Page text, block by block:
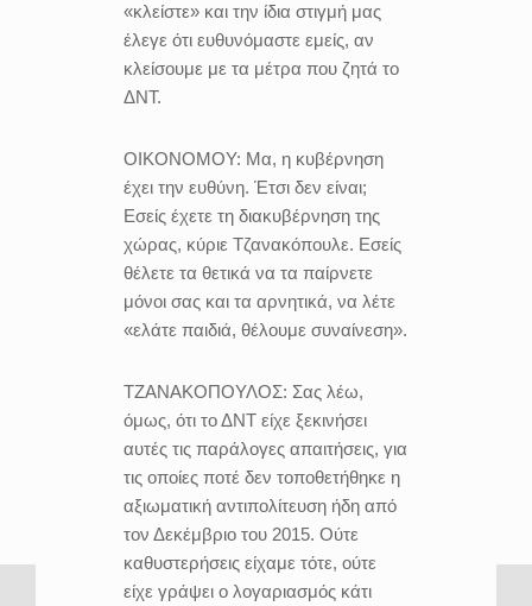
«κλείστε» και την ίδια στιγμή μας
έλεγε ότι ευθυνόμαστε εμείς, αν
κλείσουμε με τα μέτρα που ζητά το
ΔΝΤ.
ΟΙΚΟΝΟΜΟΥ: Μα, η κυβέρνηση
έχει την ευθύνη. Έτσι δεν είναι;
Εσείς έχετε τη διακυβέρνηση της
χώρας, κύριε Τζανακόπουλε. Εσείς
θέλετε τα θετικά να τα παίρνετε
μόνοι σας και τα αρνητικά, να λέτε
«ελάτε παιδιά, θέλουμε συναίνεση».
ΤΖΑΝΑΚΟΠΟΥΛΟΣ: Σας λέω,
όμως, ότι το ΔΝΤ είχε ξεκινήσει
αυτές τις παράλογες απαιτήσεις, για
τις οποίες ποτέ δεν τοποθετήθηκε η
αξιωματική αντιπολίτευση ήδη από
τον Δεκέμβριο του 2015. Ούτε
καθυστερήσεις είχαμε τότε, ούτε
είχε γράψει ο λογαριασμός κάτι